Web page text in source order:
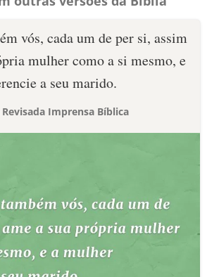
vós, cada um de per si, assim
mulher como a si mesmo, e
a seu marido.
Imprensa Bíblica